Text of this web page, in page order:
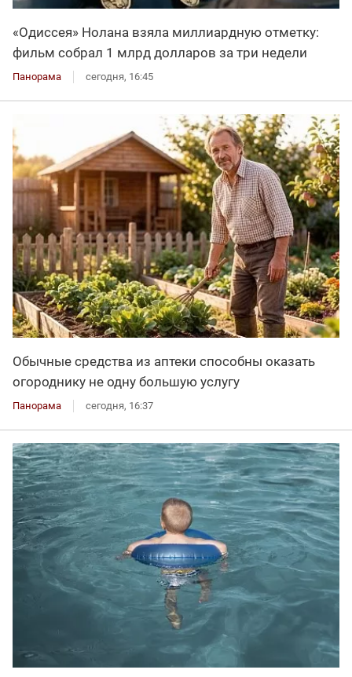
«Одиссея» Нолана взяла миллиардную отметку:
фильм собрал 1 млрд долларов за три недели
Панорама сегодня, 16:45
Обычные средства из аптеки способны оказать
огороднику не одну большую услугу
Панорама сегодня, 16:37